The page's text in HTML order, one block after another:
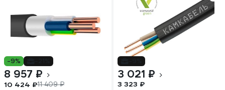
-9%
8 957 ₽
10 424 ₽11 409 ₽
3 021 ₽
3 323 ₽